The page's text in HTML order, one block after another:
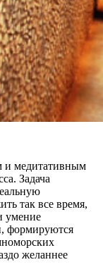
и медитативным
Задача
так все время,
умение
формируются
желаннее